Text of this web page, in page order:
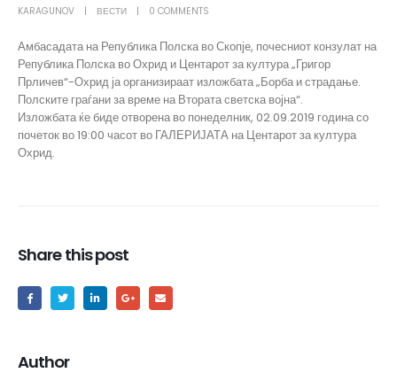
KARAGUNOV ВЕСТИ 0 COMMENTS
Амбасадата на Република Полска во Скопје, почесниот конзулат на
Република Полска во Охрид и Центарот за култура „Григор
Прличев“-Охрид ја организираат изложбата „Борба и страдање.
Полските граѓани за време на Втората светска војна“.
Изложбата ќе биде отворена во понеделник, 02.09.2019 година со
почеток во 19:00 часот во ГАЛЕРИЈАТА на Центарот за култура
Охрид.
Share this post
Author